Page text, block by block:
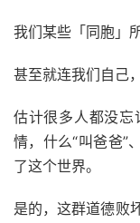
我们某些「同胞」
甚至就连我们自己
估计很多人都没忘
情，什么“叫爸爸”
了这个世界。
是的，这群道德败